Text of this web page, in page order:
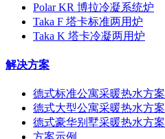
Polar KR 博拉冷凝系统炉
Taka F 塔卡标准两用炉
Taka K 塔卡冷凝两用炉
解决方案
德式标准公寓采暖热水方案
德式大型公寓采暖热水方案
德式豪华别墅采暖热水方案